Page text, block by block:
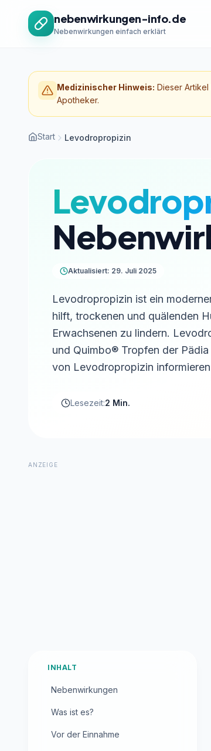
nebenwirkungen-info.de
Nebenwirkungen einfach erklärt
Medizinischer Hinweis: Dieser
Apotheker.
Start Levodropropizin
Aktualisiert: 29. Juli 2025
Levodropropizin ist ein
hilft, trockenen und quälenden
Erwachsenen zu lindern.
und Quimbo® Tropfen der
von Levodropropizin
Lesezeit:2 Min.
ANZEIGE
INHALT
Nebenwirkungen
Was ist es?
Vor der Einnahme